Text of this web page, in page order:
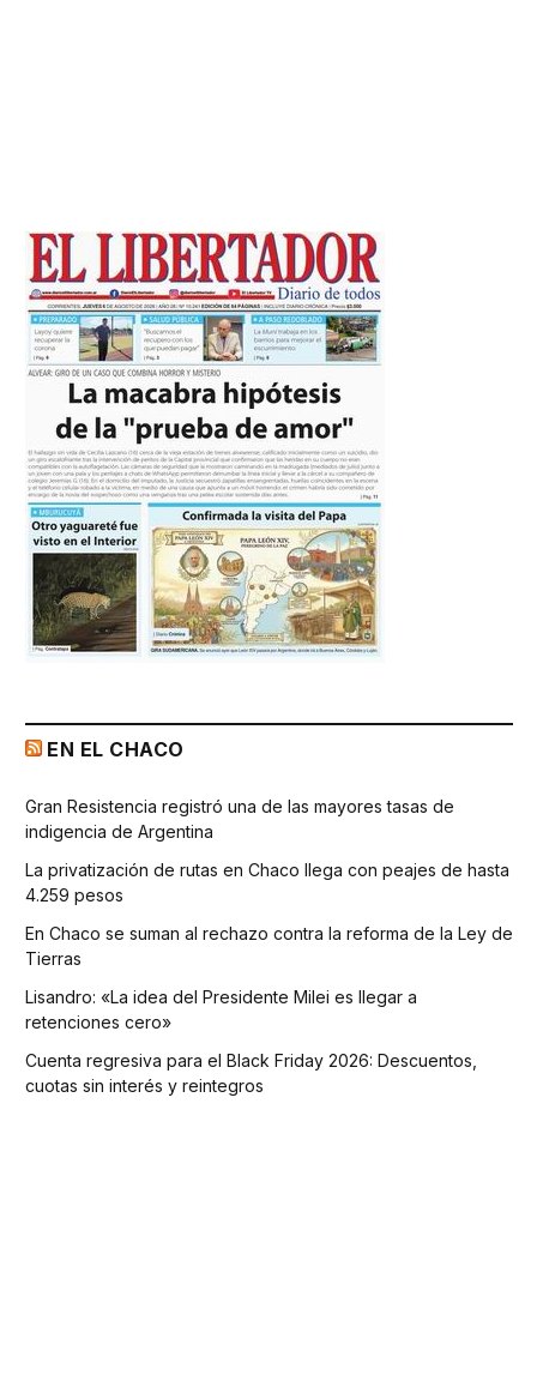
EN EL CHACO
Gran Resistencia registró una de las mayores tasas de
indigencia de Argentina
La privatización de rutas en Chaco llega con peajes de hasta
4.259 pesos
En Chaco se suman al rechazo contra la reforma de la Ley de
Tierras
Lisandro: «La idea del Presidente Milei es llegar a
retenciones cero»
Cuenta regresiva para el Black Friday 2026: Descuentos,
cuotas sin interés y reintegros